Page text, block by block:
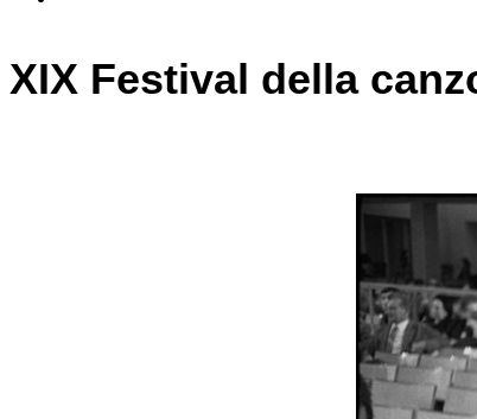
XIX Festival della